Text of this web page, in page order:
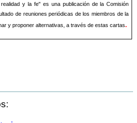
y la fe" es una publicación de la Comisión
de reuniones periódicas de los miembros de la
y proponer alternativas, a través de estas cartas.